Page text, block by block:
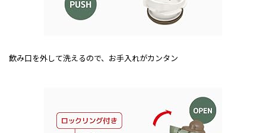
飲み口を外して洗えるので、お手入れがカンタン